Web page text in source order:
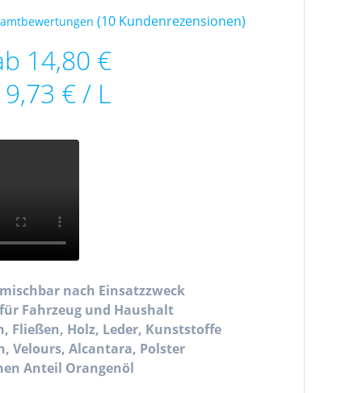
(10Kundenrezensionen)
14,80 €
€/ L
nach Einsatzzweck
Fahrzeug und Haushalt
Fließen, Holz, Leder, Kunststoffe
Velours, Alcantara, Polster
Anteil Orangenöl